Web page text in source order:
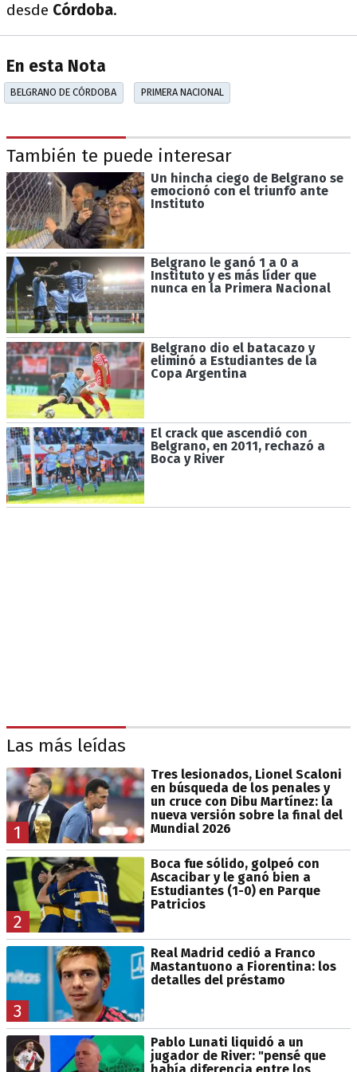
desde Córdoba.
En esta Nota
BELGRANO DE CÓRDOBA PRIMERA NACIONAL
También te puede interesar
Un hincha ciego de Belgrano se
emocionó con el triunfo ante
Instituto
Belgrano le ganó 1 a 0 a
Instituto y es más líder que
nunca en la Primera Nacional
Belgrano dio el batacazo y
eliminó a Estudiantes de la
Copa Argentina
El crack que ascendió con
Belgrano, en 2011, rechazó a
Boca y River
Las más leídas
1
Tres lesionados, Lionel Scaloni
en búsqueda de los penales y
un cruce con Dibu Martínez: la
nueva versión sobre la final del
Mundial 2026
2
Boca fue sólido, golpeó con
Ascacibar y le ganó bien a
Estudiantes (1-0) en Parque
Patricios
3
Real Madrid cedió a Franco
Mastantuono a Fiorentina: los
detalles del préstamo
Pablo Lunati liquidó a un
jugador de River: "pensé que